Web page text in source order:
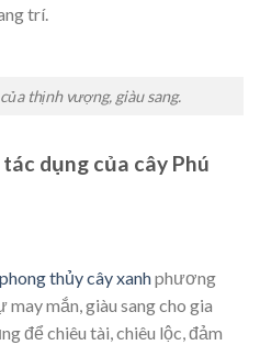
trí.
thịnh vượng, giàu sang.
dụng của cây Phú
phong thủy cây xanhphương
mắn, giàu sang cho gia
để chiêu tài, chiêu lộc, đảm